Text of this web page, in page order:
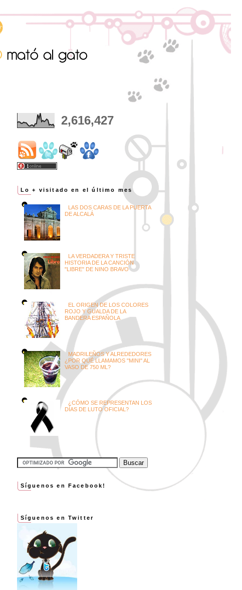
2,616,427
Lo + visitado en el último mes
LAS DOS CARAS DE LA PUERTA
DE ALCALÁ
LA VERDADERA Y TRISTE
HISTORIA DE LA CANCIÓN
"LIBRE" DE NINO BRAVO
EL ORIGEN DE LOS COLORES
ROJO Y GUALDA DE LA
BANDERA ESPAÑOLA
MADRILEÑOS Y ALREDEDORES
¿POR QUÉ LLAMAMOS "MINI" AL
VASO DE 750 ML?
¿CÓMO SE REPRESENTAN LOS
DÍAS DE LUTO OFICIAL?
Síguenos en Facebook!
Síguenos en Twitter